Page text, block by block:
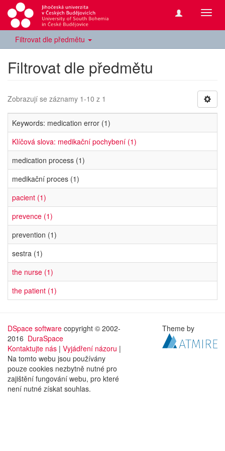
Filtrovat dle předmětu
Filtrovat dle předmětu
Zobrazují se záznamy 1-10 z 1
Keywords: medication error (1)
Klíčová slova: medikační pochybení (1)
medication process (1)
medikační proces (1)
pacient (1)
prevence (1)
prevention (1)
sestra (1)
the nurse (1)
the patient (1)
DSpace software copyright © 2002-
2016 DuraSpace
Kontaktujte nás | Vyjádření názoru |
Na tomto webu jsou používány
pouze cookies nezbytně nutné pro
zajištění fungování webu, pro které
není nutné získat souhlas.
Theme by